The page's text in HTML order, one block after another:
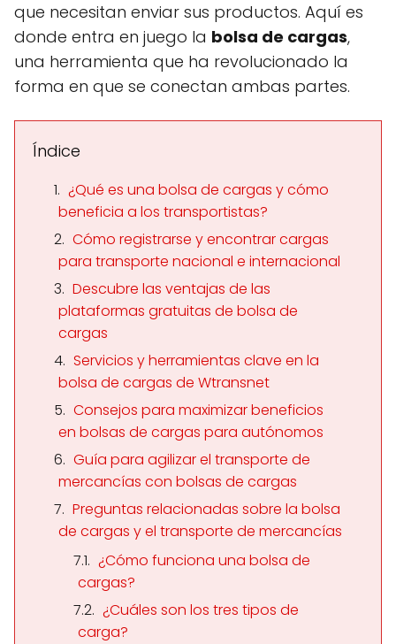
que necesitan enviar sus productos. Aquí es
donde entra en juego la bolsa de cargas,
una herramienta que ha revolucionado la
forma en que se conectan ambas partes.
Índice
¿Qué es una bolsa de cargas y cómo
beneficia a los transportistas?
Cómo registrarse y encontrar cargas
para transporte nacional e internacional
Descubre las ventajas de las
plataformas gratuitas de bolsa de
cargas
Servicios y herramientas clave en la
bolsa de cargas de Wtransnet
Consejos para maximizar beneficios
en bolsas de cargas para autónomos
Guía para agilizar el transporte de
mercancías con bolsas de cargas
Preguntas relacionadas sobre la bolsa
de cargas y el transporte de mercancías
¿Cómo funciona una bolsa de
cargas?
¿Cuáles son los tres tipos de
carga?